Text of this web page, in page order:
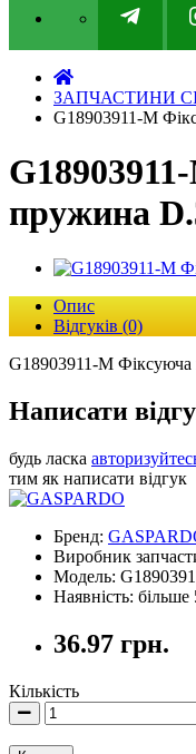
ЗАПЧАСТИНИ
G18903911-M
пружина
Опис
Відгуків (0)
G18903911-M
Написати
будь ласка
тим як написати відгук
Бренд:
Виробник
Модель:
Наявність: більше
36.97 грн.
Кількість